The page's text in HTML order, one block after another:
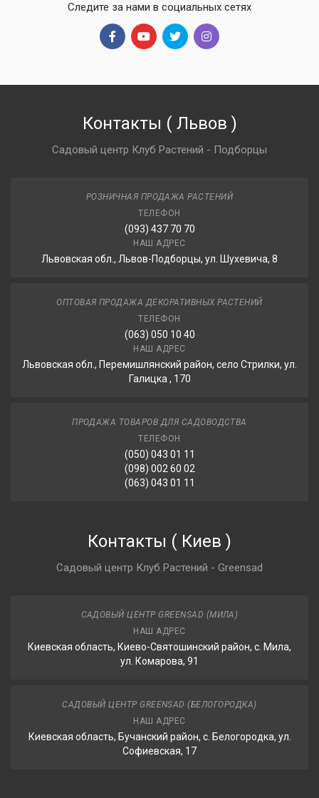
Следите за нами в социальных сетях
Контакты ( Львов )
Садовый центр Клуб Растений - Подборцы
РОЗНИЧНАЯ ПРОДАЖА РАСТЕНИЙ
ТЕЛЕФОН
(093) 437 70 70
НАШ АДРЕС
Львовская обл., Львов-Подборцы, ул. Шухевича, 8
ОПТОВАЯ ПРОДАЖА ДЕКОРАТИВНЫХ РАСТЕНИЙ
ТЕЛЕФОН
(063) 050 10 40
НАШ АДРЕС
Львовская обл., Перемишлянский район, село Стрилки, ул.
Галицка , 170
ПРОДАЖА ТОВАРОВ ДЛЯ САДОВОДСТВА
ТЕЛЕФОН
(050) 043 01 11
(098) 002 60 02
(063) 043 01 11
Контакты ( Киев )
Садовый центр Клуб Растений - Greensad
САДОВЫЙ ЦЕНТР GREENSAD (МИЛА)
НАШ АДРЕС
Киевская область, Киево-Святошинский район, с. Мила,
ул. Комарова, 91
САДОВЫЙ ЦЕНТР GREENSAD (БЕЛОГОРОДКА)
НАШ АДРЕС
Киевская область, Бучанский район, с. Белогородка, ул.
Софиевская, 17